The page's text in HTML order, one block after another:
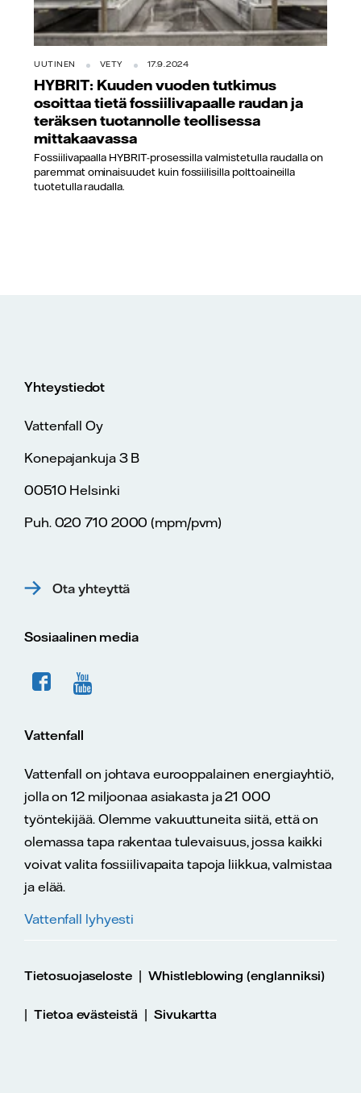
UUTINEN VETY 17.9.2024
HYBRIT: Kuuden vuoden tutkimus
osoittaa tietä fossiilivapaalle raudan ja
teräksen tuotannolle teollisessa
mittakaavassa
Fossiilivapaalla HYBRIT-prosessilla valmistetulla raudalla on
paremmat ominaisuudet kuin fossiilisilla polttoaineilla
tuotetulla raudalla.
Yhteystiedot
Vattenfall Oy
Konepajankuja 3 B
00510 Helsinki
Puh. 020 710 2000 (mpm/pvm)
Ota yhteyttä
Sosiaalinen media
Vattenfall
Vattenfall on johtava eurooppalainen energiayhtiö,
jolla on 12 miljoonaa asiakasta ja 21 000
työntekijää. Olemme vakuuttuneita siitä, että on
olemassa tapa rakentaa tulevaisuus, jossa kaikki
voivat valita fossiilivapaita tapoja liikkua, valmistaa
ja elää.
Vattenfall lyhyesti
Tietosuojaseloste | Whistleblowing (englanniksi)
| Tietoa evästeistä | Sivukartta